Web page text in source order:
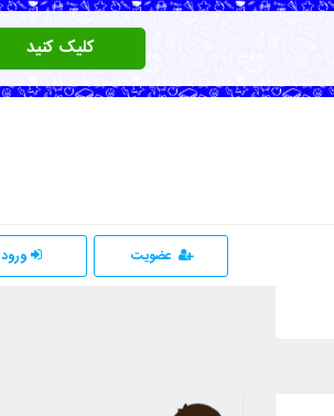
کلیک کنید
عضویت ورود